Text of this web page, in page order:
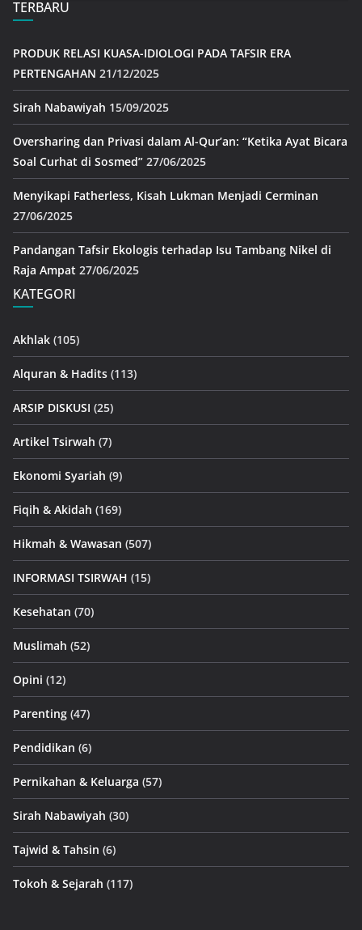
TERBARU
PRODUK RELASI KUASA-IDIOLOGI PADA TAFSIR ERA
PERTENGAHAN 21/12/2025
Sirah Nabawiyah 15/09/2025
Oversharing dan Privasi dalam Al-Qur’an: “Ketika Ayat Bicara
Soal Curhat di Sosmed” 27/06/2025
Menyikapi Fatherless, Kisah Lukman Menjadi Cerminan
27/06/2025
Pandangan Tafsir Ekologis terhadap Isu Tambang Nikel di
Raja Ampat 27/06/2025
KATEGORI
Akhlak (105)
Alquran & Hadits (113)
ARSIP DISKUSI (25)
Artikel Tsirwah (7)
Ekonomi Syariah (9)
Fiqih & Akidah (169)
Hikmah & Wawasan (507)
INFORMASI TSIRWAH (15)
Kesehatan (70)
Muslimah (52)
Opini (12)
Parenting (47)
Pendidikan (6)
Pernikahan & Keluarga (57)
Sirah Nabawiyah (30)
Tajwid & Tahsin (6)
Tokoh & Sejarah (117)